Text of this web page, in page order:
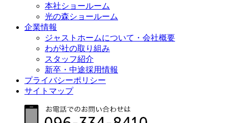
本社ショールーム
光の森ショールーム
企業情報
ジャストホームについて・会社概要
わが社の取り組み
スタッフ紹介
新卒・中途採用情報
プライバシーポリシー
サイトマップ